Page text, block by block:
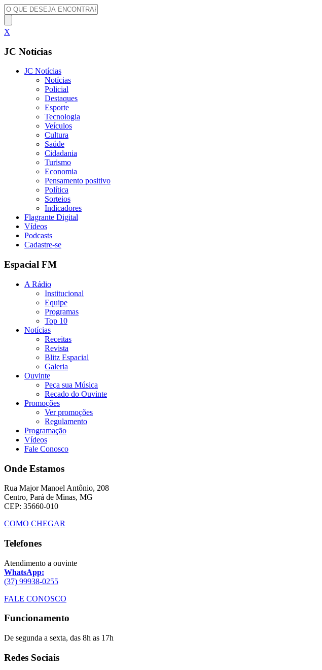
X
JC Notícias
JC Notícias
Notícias
Policial
Destaques
Esporte
Tecnologia
Veículos
Cultura
Saúde
Cidadania
Turismo
Economia
Pensamento positivo
Política
Sorteios
Indicadores
Flagrante Digital
Vídeos
Podcasts
Cadastre-se
Espacial FM
A Rádio
Institucional
Equipe
Programas
Top 10
Notícias
Receitas
Revista
Blitz Espacial
Galeria
Ouvinte
Peça sua Música
Recado do Ouvinte
Promoções
Ver promoções
Regulamento
Programação
Vídeos
Fale Conosco
Onde Estamos
Rua Major Manoel Antônio, 208
Centro, Pará de Minas, MG
CEP: 35660-010
COMO CHEGAR
Telefones
Atendimento a ouvinte
WhatsApp:
(37) 99938-0255
FALE CONOSCO
Funcionamento
De segunda a sexta, das 8h as 17h
Redes Sociais